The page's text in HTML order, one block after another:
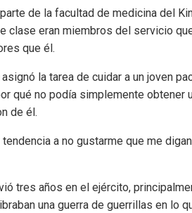
de la facultad de medicina del
clase eran miembros del servicio
que él.
la tarea de cuidar a un joven
qué no podía simplemente obtener
de él.
a no gustarme que me
tres años en el ejército,
una guerra de guerrillas en lo